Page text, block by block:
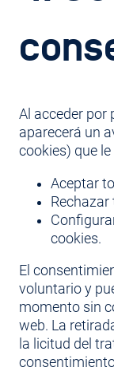
Al acceder por
aparecerá un
cookies) que
Aceptar
Rechazar
cookies.
El
voluntario y
momento sin
web. La
la licitud del